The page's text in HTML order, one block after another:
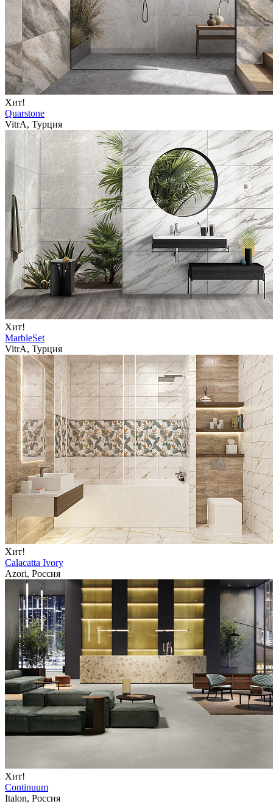
Хит!
Quarstone
VitrA, Турция
Хит!
MarbleSet
VitrA, Турция
Хит!
Calacatta Ivory
Azori, Россия
Хит!
Continuum
Italon, Россия